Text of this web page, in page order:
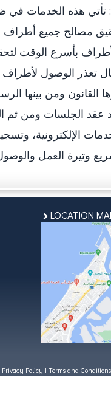
تأتي هذه الخدمات في
مصالح جميع
بأسرع الوقت
تعذر الوصول لأطراف
القانون ومن بينها
عقد الجلسات ومن ثم
الإلكترونية،
LOCATION
Privacy Policy | Terms and Conditions